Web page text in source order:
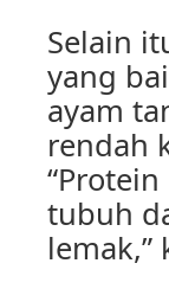
Selain
yang
ayam
rendah
tubuh
lemak,”